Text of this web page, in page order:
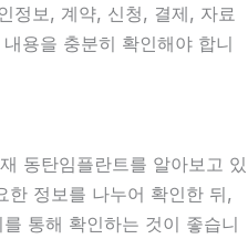
정보, 계약, 신청, 결제, 자료
용을 충분히 확인해야 합니
동탄임플란트를 알아보고 있
한 정보를 나누어 확인한 뒤,
통해 확인하는 것이 좋습니